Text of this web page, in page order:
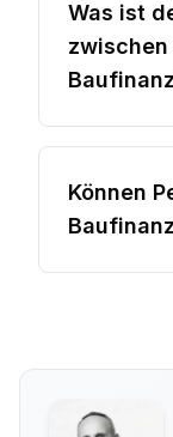
Was ist
Können